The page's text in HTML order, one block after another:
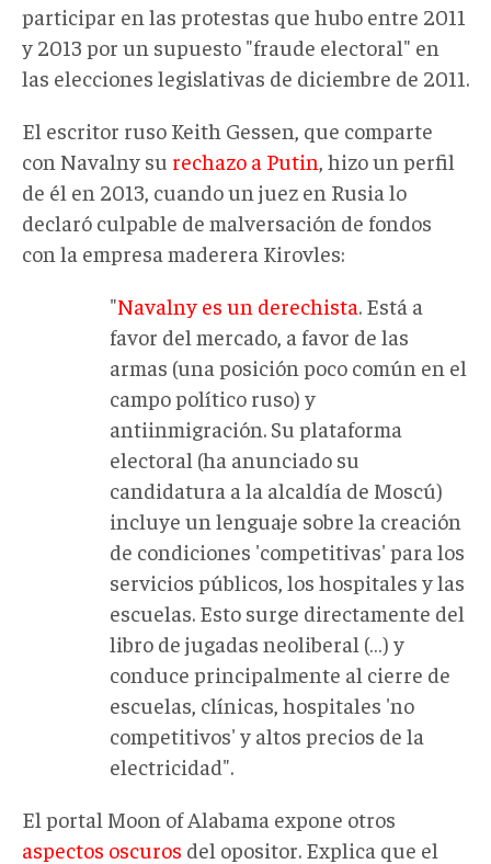
participar en las protestas que hubo entre 2011
y 2013 por un supuesto "fraude electoral" en
las elecciones legislativas de diciembre de 2011.
El escritor ruso Keith Gessen, que comparte
con Navalny su rechazo a Putin , hizo un perfil
de él en 2013, cuando un juez en Rusia lo
declaró culpable de malversación de fondos
con la empresa maderera Kirovles:
"Navalny es un derechista. Está a
favor del mercado, a favor de las
armas (una posición poco común en el
campo político ruso) y
antiinmigración. Su plataforma
electoral (ha anunciado su
candidatura a la alcaldía de Moscú)
incluye un lenguaje sobre la creación
de condiciones 'competitivas' para los
servicios públicos, los hospitales y las
escuelas. Esto surge directamente del
libro de jugadas neoliberal (…) y
conduce principalmente al cierre de
escuelas, clínicas, hospitales 'no
competitivos' y altos precios de la
electricidad".
El portal Moon of Alabama expone otros
aspectos oscuros del opositor. Explica que el